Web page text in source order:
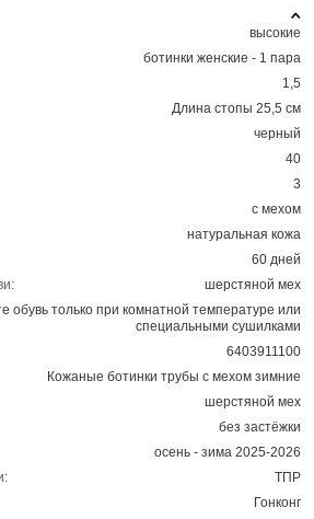
высокие
ботинки женские - 1 пара
1,5
Длина стопы 25,5 см
черный
40
3
с мехом
натуральная кожа
60 дней
шерстяной мех
обувь только при комнатной температуре или
специальными сушилками
6403911100
Кожаные ботинки трубы с мехом зимние
шерстяной мех
без застёжки
осень - зима 2025-2026
ТПР
Гонконг